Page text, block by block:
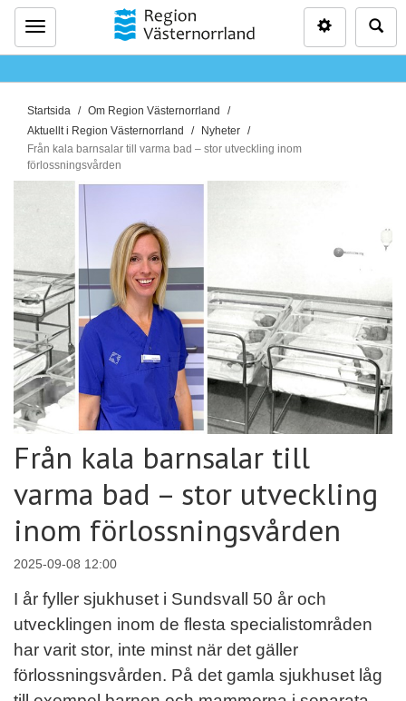
Meny
D
u
ä
r
:
Startsida
Om Region Västernorrland
Aktuellt i Region Västernorrland
Nyheter
Från kala barnsalar till varma bad – stor utveckling inom
förlossningsvården
Från kala barnsalar till
varma bad – stor utveckling
inom förlossningsvården
2025-09-08 12:00
I år fyller sjukhuset i Sundsvall 50 år och
utvecklingen inom de flesta specialistområden
har varit stor, inte minst när det gäller
förlossningsvården. På det gamla sjukhuset låg